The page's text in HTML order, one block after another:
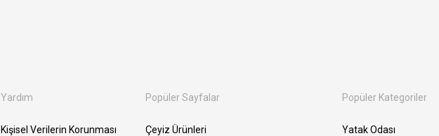
Yardım
Kişisel Verilerin Korunması
Popüler Sayfalar
Çeyiz Ürünleri
Popüler Kategoriler
Yatak Odası